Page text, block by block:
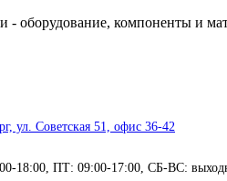
- оборудование, компоненты и
ул. Советская 51, офис 36-42
-18:00 , ПТ: 09:00-17:00 , СБ-ВС: